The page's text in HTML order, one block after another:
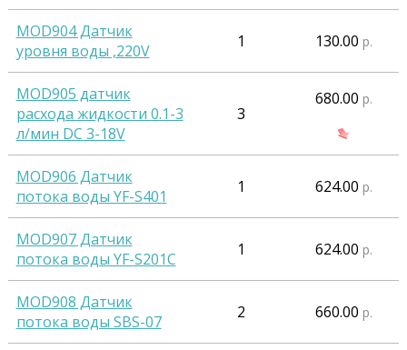
MOD904 Датчик
уровня воды ,220V
1 130.00 р.
MOD905 датчик
расхода жидкости 0.1-3
л/мин DC 3-18V
3
680.00 р.
MOD906 Датчик
потока воды YF-S401
1 624.00 р.
MOD907 Датчик
потока воды YF-S201C
1 624.00 р.
MOD908 Датчик
потока воды SBS-07
2 660.00 р.